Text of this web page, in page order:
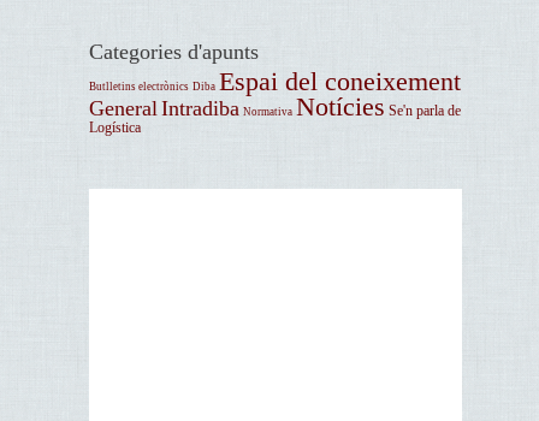
Categories d'apunts
Butlletins electrònics Diba Espai del coneixement
GeneralIntradiba Normativa Notícies Se'n parla de
Logística